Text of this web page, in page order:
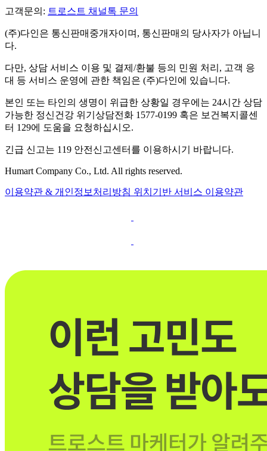
고객문의: 트로스트 채널톡 문의
(주)다인은 통신판매중개자이며, 통신판매의 당사자가 아닙니
다.
다만, 상담 서비스 이용 및 결제/환불 등의 민원 처리, 고객 응
대 등 서비스 운영에 관한 책임은 (주)다인에 있습니다.
본인 또는 타인의 생명이 위급한 상황일 경우에는 24시간 상담
가능한 정신건강 위기상담전화 1577-0199 혹은 보건복지콜센
터 129에 도움을 요청하십시오.
긴급 신고는 119 안전신고센터를 이용하시기 바랍니다.
Humart Company Co., Ltd. All rights reserved.
이용약관 & 개인정보처리방침 위치기반 서비스 이용약관